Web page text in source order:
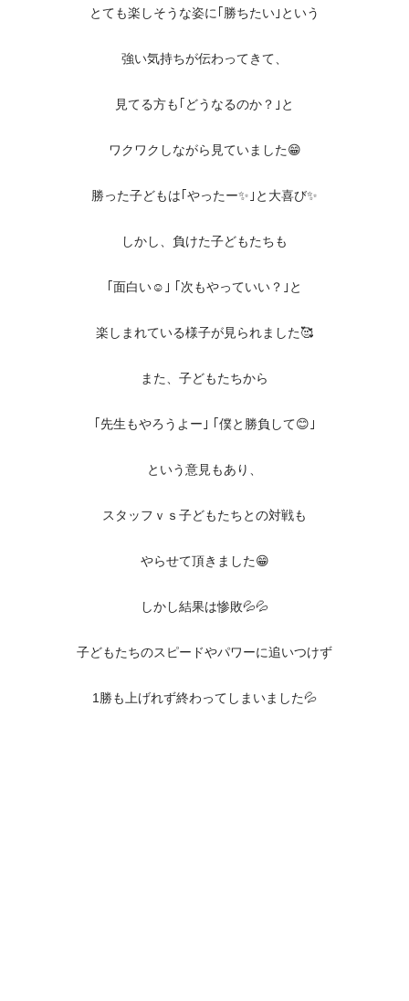
とても楽しそうな姿に｢勝ちたい｣という
強い気持ちが伝わってきて、
見てる方も｢どうなるのか？｣と
ワクワクしながら見ていました😁
勝った子どもは｢やったー✨｣と大喜び✨
しかし、負けた子どもたちも
｢面白い☺️｣ ｢次もやっていい？｣と
楽しまれている様子が見られました🥰
また、子どもたちから
｢先生もやろうよー｣ ｢僕と勝負して😊｣
という意見もあり、
スタッフｖｓ子どもたちとの対戦も
やらせて頂きました😁
しかし結果は惨敗💦💦
子どもたちのスピードやパワーに追いつけず
1勝も上げれず終わってしまいました💦